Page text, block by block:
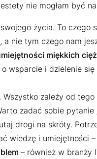
nie mogłam być
życia. To czego
a nie tym czego nam
miękkich
wsparcie i dzielenie
zależy od tego
zadać sobie pytanie
drogi na skróty.
wiedzę i umiejętności
– również w branży